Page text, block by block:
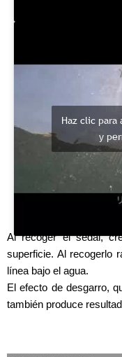
Haz clic
y
Al recoger el sedal,
superficie. Al recogerlo
línea bajo el agua.
El efecto de desgarro,
también produce